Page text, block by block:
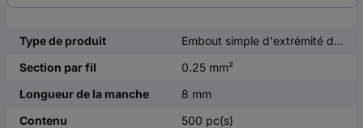
Type de produit
Embout simple d'extrémité de câble
Section par fil
0.25 mm²
Longueur de la manche
8 mm
Contenu
500 pc(s)